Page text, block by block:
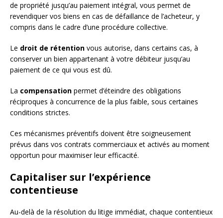
de propriété jusqu’au paiement intégral, vous permet de
revendiquer vos biens en cas de défaillance de l’acheteur, y
compris dans le cadre d’une procédure collective.
Le droit de rétention vous autorise, dans certains cas, à
conserver un bien appartenant à votre débiteur jusqu’au
paiement de ce qui vous est dû.
La compensation permet d’éteindre des obligations
réciproques à concurrence de la plus faible, sous certaines
conditions strictes.
Ces mécanismes préventifs doivent être soigneusement
prévus dans vos contrats commerciaux et activés au moment
opportun pour maximiser leur efficacité.
Capitaliser sur l’expérience
contentieuse
Au-delà de la résolution du litige immédiat, chaque contentieux